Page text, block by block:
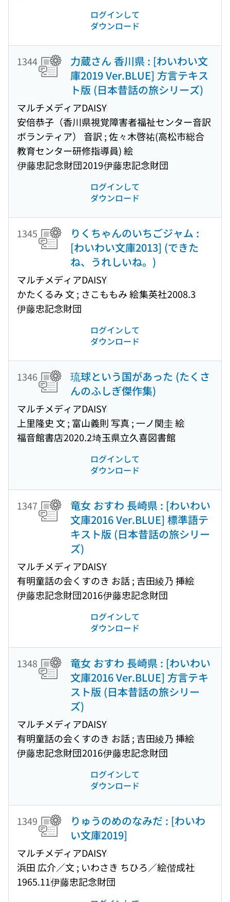
ログインして
ダウンロード
1344
力蔵さん 香川県 : [わいわい文
庫2019 Ver.BLUE] 方言テキス
ト版 (日本昔話の旅シリーズ)
マルチメディアDAISY
安倍恭子（香川県視覚障害者福祉センター音訳
ボランティア） 音訳 ; 佐々木啓祐(高松市総合
教育センター研修指導員) 絵
伊藤忠記念財団2019伊藤忠記念財団
ログインして
ダウンロード
1345
りくちゃんのいちごジャム :
[わいわい文庫2013] (できた
ね、うれしいね。)
マルチメディアDAISY
かたくるみ 文 ; さこももみ 絵集英社2008.3
伊藤忠記念財団
ログインして
ダウンロード
1346
琉球という国があった (たくさ
んのふしぎ傑作集)
マルチメディアDAISY
上里隆史 文 ; 富山義則 写真 ; 一ノ関圭 絵
福音館書店2020.2埼玉県立久喜図書館
ログインして
ダウンロード
1347
竜女 おすわ 長崎県 : [わいわい
文庫2016 Ver.BLUE] 標準語テ
キスト版 (日本昔話の旅シリー
ズ)
マルチメディアDAISY
有明童話の会くすのき お話 ; 吉田綾乃 挿絵
伊藤忠記念財団2016伊藤忠記念財団
ログインして
ダウンロード
1348
竜女 おすわ 長崎県 : [わいわい
文庫2016 Ver.BLUE] 方言テキ
スト版 (日本昔話の旅シリー
ズ)
マルチメディアDAISY
有明童話の会くすのき お話 ; 吉田綾乃 挿絵
伊藤忠記念財団2016伊藤忠記念財団
ログインして
ダウンロード
1349
りゅうのめのなみだ : [わいわ
い文庫2019]
マルチメディアDAISY
浜田 広介／文 ; いわさき ちひろ／絵偕成社
1965.11伊藤忠記念財団